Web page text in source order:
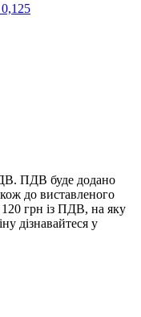
ПДВ буде додано
до виставленого
120 грн із ПДВ, на яку
дізнавайтеся у